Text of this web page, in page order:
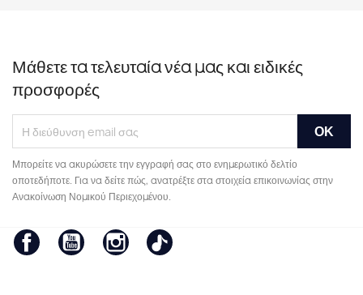
Μάθετε τα τελευταία νέα μας και ειδικές
προσφορές
Μπορείτε να ακυρώσετε την εγγραφή σας στο ενημερωτικό δελτίο
οποτεδήποτε. Για να δείτε πώς, ανατρέξτε στα στοιχεία επικοινωνίας στην
Ανακοίνωση Νομικού Περιεχομένου.
FacebookYouTubeInstagram